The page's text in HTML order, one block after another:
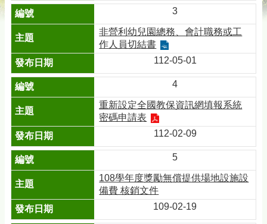
3
非營利幼兒園總務、會計職務或工
作人員切結書
112-05-01
4
重新設定全國教保資訊網填報系統
密碼申請表
112-02-09
5
108學年度獎勵無償提供場地設施設
備費 核銷文件
109-02-19